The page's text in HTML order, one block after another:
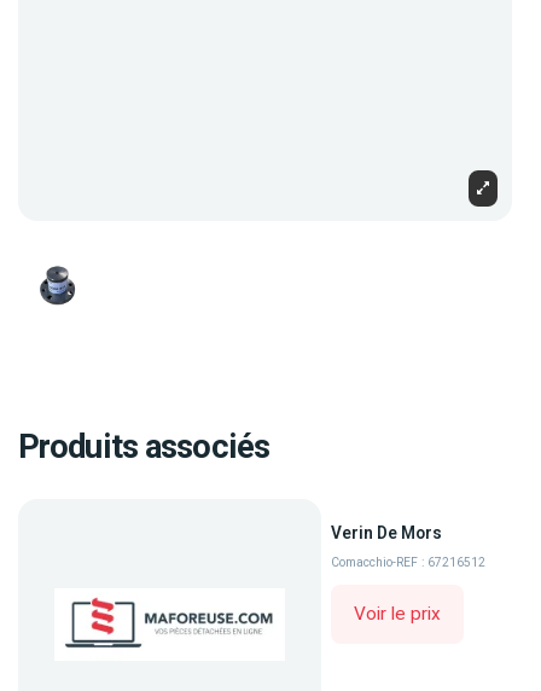
Produits associés
Verin De Mors
Comacchio-REF : 67216512
Voir le prix